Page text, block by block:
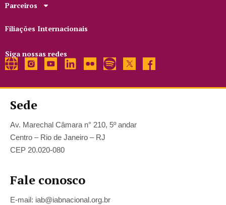
Parceiros
Filiações Internacionais
Siga nossas redes
Sede
Av. Marechal Câmara n° 210, 5º andar
Centro – Rio de Janeiro – RJ
CEP 20.020-080
Fale conosco
E-mail: iab@iabnacional.org.br